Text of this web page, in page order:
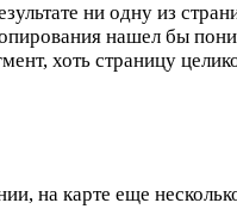
ни одну из
нашел бы
хоть страницу
на карте еще